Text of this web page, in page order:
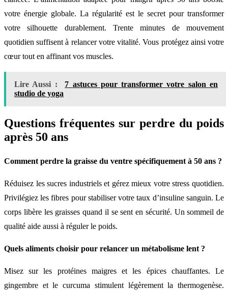
votre énergie globale. La régularité est le secret pour transformer
votre silhouette durablement. Trente minutes de mouvement
quotidien suffisent à relancer votre vitalité. Vous protégez ainsi votre
cœur tout en affinant vos muscles.
Lire Aussi :
7 astuces pour transformer votre salon en
studio de yoga
Questions fréquentes sur perdre du poids
après 50 ans
Comment perdre la graisse du ventre spécifiquement à 50 ans ?
Réduisez les sucres industriels et gérez mieux votre stress quotidien.
Privilégiez les fibres pour stabiliser votre taux d’insuline sanguin. Le
corps libère les graisses quand il se sent en sécurité. Un sommeil de
qualité aide aussi à réguler le poids.
Quels aliments choisir pour relancer un métabolisme lent ?
Misez sur les protéines maigres et les épices chauffantes. Le
gingembre et le curcuma stimulent légèrement la thermogenèse.